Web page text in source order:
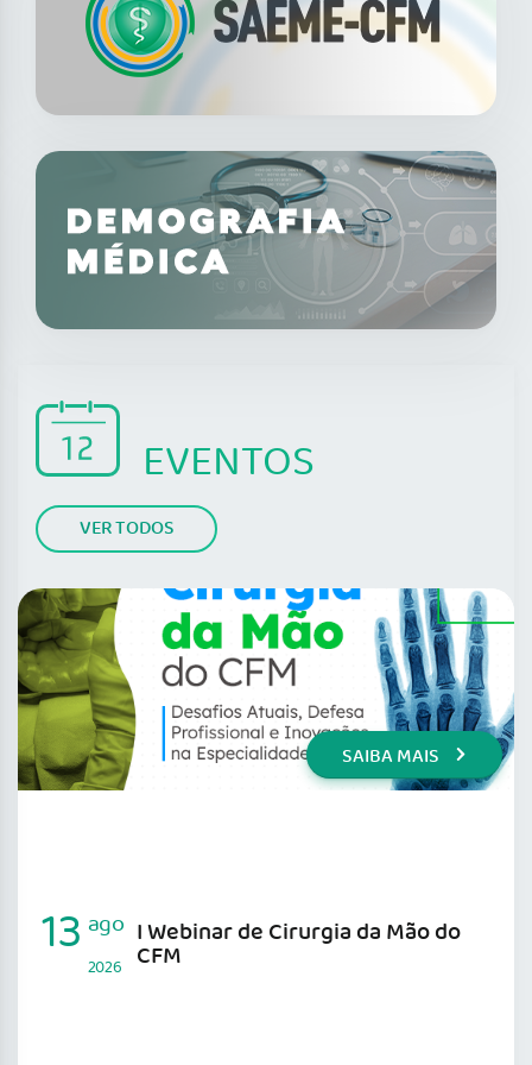
EVENTOS
VER TODOS
SAIBA MAIS
I Webinar de Cirurgia da Mão do
CFM
13 ago
2026